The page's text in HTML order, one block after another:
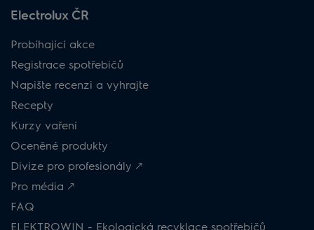
Electrolux ČR
Probíhající akce
Registrace spotřebičů
Napište recenzi a vyhrajte
Recepty
Kurzy vaření
Oceněné produkty
Divize pro profesionály 🡕
Pro média 🡕
FAQ
ELEKTROWIN - Ekologická recyklace spotřebičů